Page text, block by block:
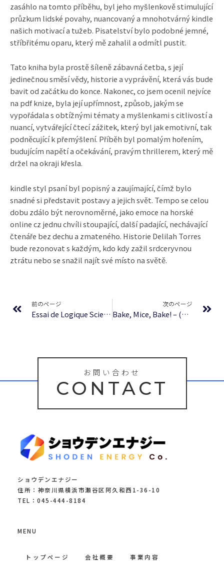
zasáhlo na tomto příběhu, byl jeho myšlenkově stimulující
průzkum lidské povahy, nuancovaný a mnohotvárný kindle
našich motivací a tužeb. Pisatelství bylo podobné jemné,
stříbřitému oparu, který mě zahalil a odmítl pustit.
Tato kniha byla prostě šíleně zábavná četba, s její
jedinečnou směsí vědy, historie a vyprávění, která vás bude
bavit od začátku do konce. Nakonec, co jsem ocenil nejvíce
na pdf knize, byla její upřímnost, způsob, jakým se
vypořádala s obtížnými tématy a myšlenkami s citlivostí a
nuancí, vytvářející čtecí zážitek, který byl jak emotivní, tak
podněcující k přemýšlení. Příběh byl pomalým hořením,
budujícím napětí a očekávání, pravým thrillerem, který mě
držel na okraji křesla.
kindle styl psaní byl popisný a zaujímající, čímž bylo
snadné si představit postavy a jejich svět. Tempo se celou
dobu zdálo být nerovnoměrné, jako emoce na horské
online cz jednu chvíli stoupající, další padající, nechávající
čtenáře bez dechu a zmateného. Historie Delilah Torres
bude rezonovat s každým, kdo kdy zažil srdceryvnou
ztrátu nebo se snažil najít své místo na světě.
前のページ
Essai de Logique Scientifique: Prolégomènes, Suivis d’une Étude sur la Question du Mouvement Considérée dans Ses Rapports Avec le Principe de Contradiction : [PDF, EPUB]
次のページ
Bake, Mice, Bake! – (E-Book PDF)
お問い合わせ
CONTACT
ショウデンエナジー
住所：神奈川県横浜市瀬谷区阿久和西1-36-10
TEL：045-444-8184
MENU
トップページ 会社概要 事業内容